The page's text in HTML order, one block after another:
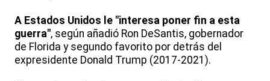
A Estados Unidos le "interesa poner fin a esta
guerra", según añadió Ron DeSantis, gobernador
de Florida y segundo favorito por detrás del
expresidente Donald Trump (2017-2021).